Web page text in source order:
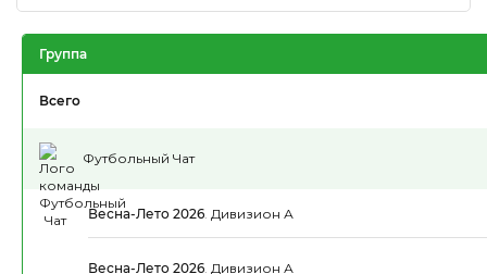
Группа
Всего
Футбольный Чат
Весна-Лето 2026. Дивизион А
Весна-Лето 2026. Дивизион А